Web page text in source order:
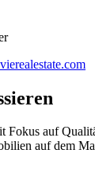
Fokus auf
auf dem